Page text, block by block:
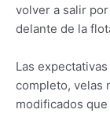
volver a salir
delante de la
Las
completo, velas
modificados